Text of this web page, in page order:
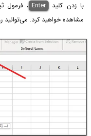
با زدن کلید Enter ، فرمول
مشاهده خواهید کرد. می‌توانید